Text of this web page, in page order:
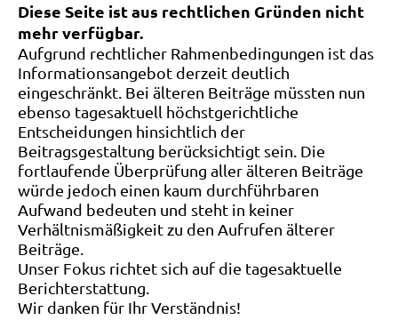
Diese Seite ist aus rechtlichen Gründen nicht
mehr verfügbar.
Aufgrund rechtlicher Rahmenbedingungen ist das
Informationsangebot derzeit deutlich
eingeschränkt. Bei älteren Beiträge müssten nun
ebenso tagesaktuell höchstgerichtliche
Entscheidungen hinsichtlich der
Beitragsgestaltung berücksichtigt sein. Die
fortlaufende Überprüfung aller älteren Beiträge
würde jedoch einen kaum durchführbaren
Aufwand bedeuten und steht in keiner
Verhältnismäßigkeit zu den Aufrufen älterer
Beiträge.
Unser Fokus richtet sich auf die tagesaktuelle
Berichterstattung.
Wir danken für Ihr Verständnis!